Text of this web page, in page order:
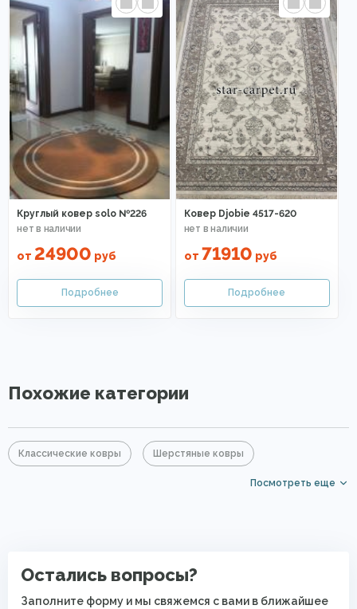
Круглый ковер solo №226
от 24900 руб
Ковер Djobie 4517-620
от 71910 руб
Похожие категории
Классические ковры Шерстяные ковры
Посмотреть еще
Остались вопросы?
Заполните форму и мы свяжемся с вами в ближайшее